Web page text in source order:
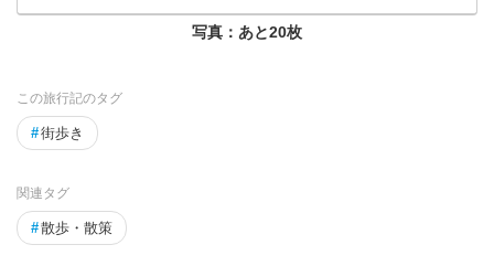
写真：あと20枚
この旅行記のタグ
#街歩き
関連タグ
#散歩・散策